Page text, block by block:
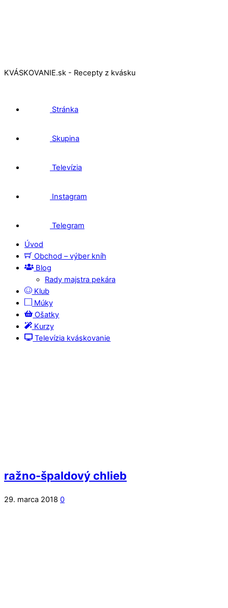
KVÁSKOVANIE.sk - Recepty z kvásku
Stránka
Skupina
Televízia
Instagram
Telegram
Úvod
Obchod – výber kníh
Blog
Rady majstra pekára
Klub
Múky
Ošatky
Kurzy
Televízia kváskovanie
ražno-špaldový chlieb
29. marca 2018 0